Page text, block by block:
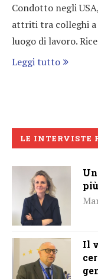
Condotto negli
attriti tra colleghi a
luogo di lavoro.
Leggi tutto
LE INTERVISTE
Il